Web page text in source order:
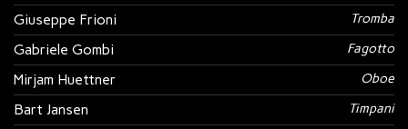
Giuseppe Frioni Tromba
Gabriele Gombi Fagotto
Mirjam Huettner Oboe
Bart Jansen Timpani